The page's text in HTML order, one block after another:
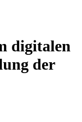
digitalen
der